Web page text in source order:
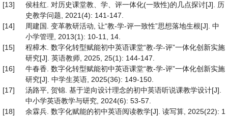
[13]
侯桂红. 对历史课堂教、学、评一体化(一致性)的几点探讨[J]. 历
史教学问题, 2021(4): 141-147.
[14]
周建国. 变革教研活动, 让“教-学-评一致性”思想落地生根[J]. 中
小学管理, 2013(1): 10-11, 14.
[15]
程樟木. 数字化转型赋能初中英语课堂“教-学-评”一体化创新实施
研究[J]. 英语教师, 2025, 25(1): 144-147.
[16]
牛春香. 数字化转型赋能初中英语课堂“教-学-评”一体化创新实施
研究[J]. 中学生英语, 2025(36): 149-150.
[17]
汤路平, 贺锦. 基于逆向设计理念的初中英语听说课教学设计[J].
中小学英语教学与研究, 2024(6): 53-57.
[18]
余霖兵. 数字化赋能的初中英语阅读教学[J]. 读写算, 2025(22): 1